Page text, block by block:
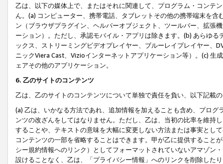
乙は、以下の媒体上で、またはそれに関連して、プログラム・コンテ
ん。(a) コンピューター、携帯電話、タブレットその他の携帯端末を
ン（ブラウザプラグイン、ヘルパーオブジェクト、ツールバー、拡張
ーション）。ただし、承認モバイル・アプリは除きます。(b) あらゆ
ックス、ストリーミングビデオプレイヤー、ブルーレイプレイヤー、
ニックViera Cast、Vizioインターネットアプリケーション等）。(c)
ェアその他のアプリケーション。
6. 乙のサイトのコンテンツ
乙は、乙のサイトのコンテンツについて単独で責任を負い、以下記載
(a) 乙は、いかなる方法であれ、追加情報を加えることも含め、プロ
ンツの改ざんをしてはなりません。ただし、乙は、当初の比率を維持
することや、テキストの意味を大幅に変更しない方法または事実とし
コンテンツの一部を省略することはできます。甲が乙に提供すること
シー規約情報へのリンク）としてフォーマットされていないアマゾン
設けることなく、乙は、「プライバシー情報」へのリンクを削除した